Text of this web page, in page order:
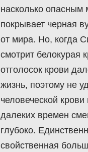
насколько опасным
покрывает черная
от мира. Но, когда
смотрит белокурая
отголосок крови
жизнь, поэтому не
человеческой
далеких времен
глубоко.
свойственная